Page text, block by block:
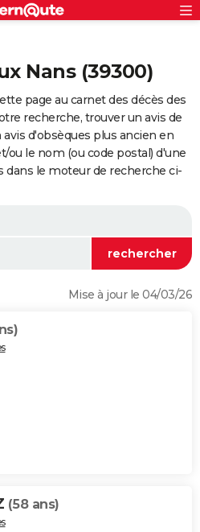
Nans (39300)
page au carnet des décès des
recherche, trouver un avis de
d'obsèques plus ancien en
le nom (ou code postal) d'une
le moteur de recherche ci-
Mise à jour le 04/03/26
(58 ans)